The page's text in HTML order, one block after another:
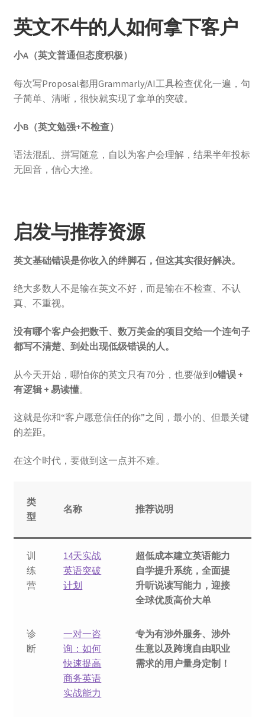
英文不牛的人如何拿下客户
小A（英文普通但态度积极）
每次写Proposal都用Grammarly/AI工具检查优化一遍，句
子简单、清晰，很快就实现了拿单的突破。
小B（英文勉强+不检查）
语法混乱、拼写随意，自以为客户会理解，结果半年投标
无回音，信心大挫。
启发与推荐资源
英文基础错误是你收入的绊脚石，但这其实很好解决。
绝大多数人不是输在英文不好，而是输在不检查、不认
真、不重视。
没有哪个客户会把数千、数万美金的项目交给一个连句子
都写不清楚、到处出现低级错误的人。
从今天开始，哪怕你的英文只有70分，也要做到0错误 +
有逻辑 + 易读懂。
这就是你和“客户愿意信任的你”之间，最小的、但最关键
的差距。
在这个时代，要做到这一点并不难。
类
型
名称 推荐说明
训
练
营
14天实战
英语突破
计划
超低成本建立英语能力
自学提升系统，全面提
升听说读写能力，迎接
全球优质高价大单
诊
断
一对一咨
询：如何
快速提高
商务英语
实战能力
专为有涉外服务、涉外
生意以及跨境自由职业
需求的用户量身定制！